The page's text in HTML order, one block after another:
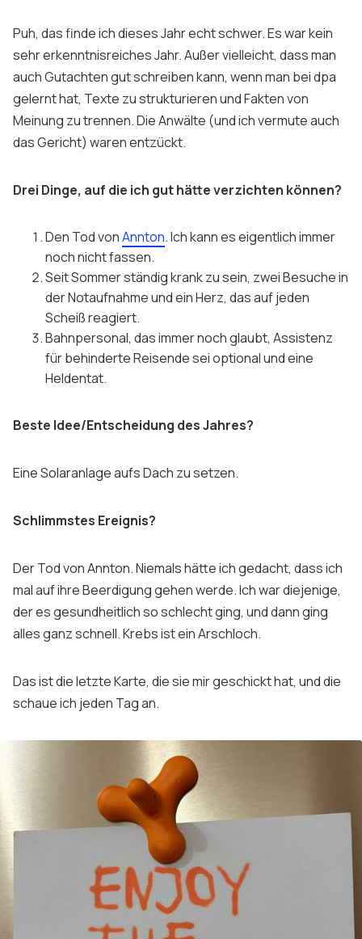
Puh, das finde ich dieses Jahr echt schwer. Es war kein
sehr erkenntnisreiches Jahr. Außer vielleicht, dass man
auch Gutachten gut schreiben kann, wenn man bei dpa
gelernt hat, Texte zu strukturieren und Fakten von
Meinung zu trennen. Die Anwälte (und ich vermute auch
das Gericht) waren entzückt.
Drei Dinge, auf die ich gut hätte verzichten können?
Den Tod vonAnnton. Ich kann es eigentlich immer
noch nicht fassen.
Seit Sommer ständig krank zu sein, zwei Besuche in
der Notaufnahme und ein Herz, das auf jeden
Scheiß reagiert.
Bahnpersonal, das immer noch glaubt, Assistenz
für behinderte Reisende sei optional und eine
Heldentat.
Beste Idee/Entscheidung des Jahres?
Eine Solaranlage aufs Dach zu setzen.
Schlimmstes Ereignis?
Der Tod von Annton. Niemals hätte ich gedacht, dass ich
mal auf ihre Beerdigung gehen werde. Ich war diejenige,
der es gesundheitlich so schlecht ging, und dann ging
alles ganz schnell. Krebs ist ein Arschloch.
Das ist die letzte Karte, die sie mir geschickt hat, und die
schaue ich jeden Tag an.